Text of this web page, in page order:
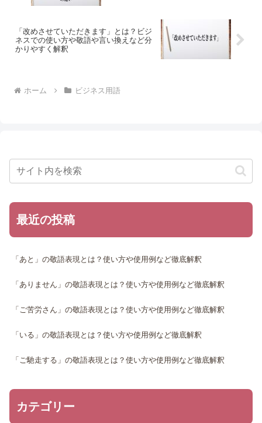
「改めさせていただきます」とは？ビジ
ネスでの使い方や敬語や言い換えなど分
かりやすく解釈
ホーム ビジネス用語
最近の投稿
「あと」の敬語表現とは？使い方や使用例など徹底解釈
「ありません」の敬語表現とは？使い方や使用例など徹底解釈
「ご苦労さん」の敬語表現とは？使い方や使用例など徹底解釈
「いる」の敬語表現とは？使い方や使用例など徹底解釈
「ご馳走する」の敬語表現とは？使い方や使用例など徹底解釈
カテゴリー